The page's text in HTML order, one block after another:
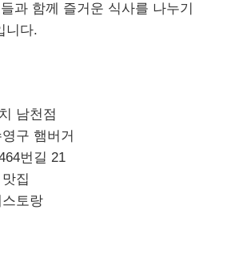
과 함께 즐거운 식사를 나누기
니다.
남천점
구 햄버거
번길 21
집
토랑